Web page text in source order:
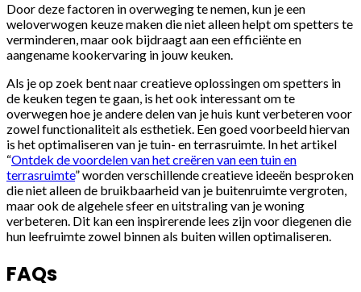
Door deze factoren in overweging te nemen, kun je een
weloverwogen keuze maken die niet alleen helpt om spetters te
verminderen, maar ook bijdraagt aan een efficiënte en
aangename kookervaring in jouw keuken.
Als je op zoek bent naar creatieve oplossingen om spetters in
de keuken tegen te gaan, is het ook interessant om te
overwegen hoe je andere delen van je huis kunt verbeteren voor
zowel functionaliteit als esthetiek. Een goed voorbeeld hiervan
is het optimaliseren van je tuin- en terrasruimte. In het artikel
“Ontdek de voordelen van het creëren van een tuin en
terrasruimte” worden verschillende creatieve ideeën besproken
die niet alleen de bruikbaarheid van je buitenruimte vergroten,
maar ook de algehele sfeer en uitstraling van je woning
verbeteren. Dit kan een inspirerende lees zijn voor diegenen die
hun leefruimte zowel binnen als buiten willen optimaliseren.
FAQs